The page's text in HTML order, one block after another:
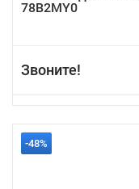
78B2MY0
Звоните!
-48%